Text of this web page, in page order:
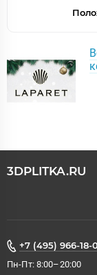
3DPLITKA.RU
+7 (495) 966-18-
Пн-Пт: 8:00–20:00